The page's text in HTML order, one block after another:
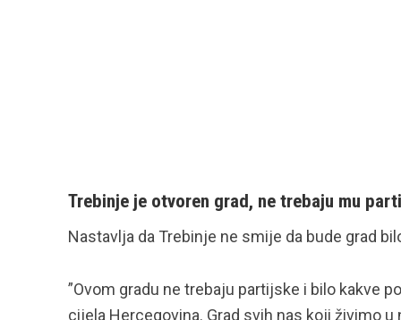
Trebinje je otvoren grad, ne trebaju mu
Nastavlja da Trebinje ne smije da bude grad
”Ovom gradu ne trebaju partijske i bilo kakve
cijela Hercegovina. Grad svih nas koji živimo